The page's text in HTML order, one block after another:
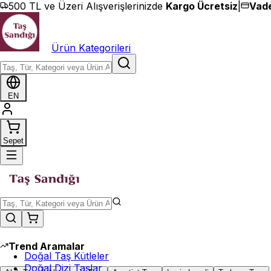
İçeriğe geç
500 TL ve Üzeri Alışverişlerinizde Kargo Ücretsiz
Ürün Kategorileri
EN
Sepet
Trend Aramalar
Doğal Taş Kütleler
Doğal Dizi Taşlar